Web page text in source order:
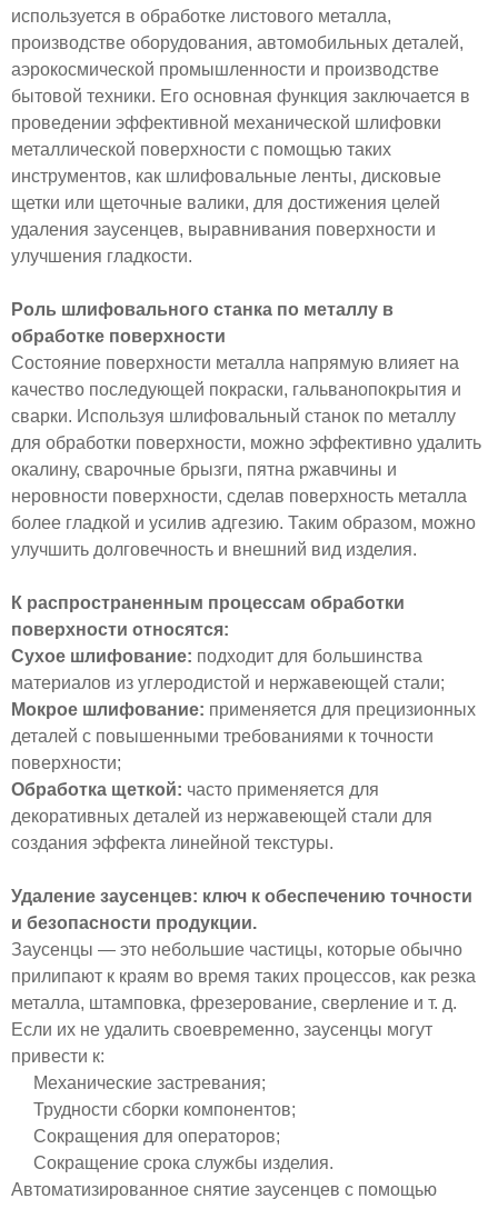
используется в обработке листового металла,
производстве оборудования, автомобильных деталей,
аэрокосмической промышленности и производстве
бытовой техники. Его основная функция заключается в
проведении эффективной механической шлифовки
металлической поверхности с помощью таких
инструментов, как шлифовальные ленты, дисковые
щетки или щеточные валики, для достижения целей
удаления заусенцев, выравнивания поверхности и
улучшения гладкости.
Роль шлифовального станка по металлу в
обработке поверхности
Состояние поверхности металла напрямую влияет на
качество последующей покраски, гальванопокрытия и
сварки. Используя шлифовальный станок по металлу
для обработки поверхности, можно эффективно удалить
окалину, сварочные брызги, пятна ржавчины и
неровности поверхности, сделав поверхность металла
более гладкой и усилив адгезию. Таким образом, можно
улучшить долговечность и внешний вид изделия.
К распространенным процессам обработки
поверхности относятся:
Сухое шлифование: подходит для большинства
материалов из углеродистой и нержавеющей стали;
Мокрое шлифование: применяется для прецизионных
деталей с повышенными требованиями к точности
поверхности;
Обработка щеткой: часто применяется для
декоративных деталей из нержавеющей стали для
создания эффекта линейной текстуры.
Удаление заусенцев: ключ к обеспечению точности
и безопасности продукции.
Заусенцы — это небольшие частицы, которые обычно
прилипают к краям во время таких процессов, как резка
металла, штамповка, фрезерование, сверление и т. д.
Если их не удалить своевременно, заусенцы могут
привести к:
Механические застревания;
Трудности сборки компонентов;
Сокращения для операторов;
Сокращение срока службы изделия.
Автоматизированное снятие заусенцев с помощью